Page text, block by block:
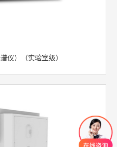
仪）（实验室级）